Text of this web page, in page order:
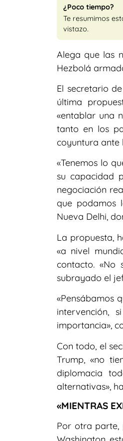
¿Poco tiempo?
Te resumimos
vistazo.
Alega que las
Hezbolá
El secretario
última
«entablar una
tanto en los
coyuntura ante
«Tenemos lo
su capacidad
negociación
que podamos
Nueva Delhi,
La propuesta,
«a nivel
contacto. «No
subrayado el
«Pensábamos
intervención,
importancia»,
Con todo, el
Trump, «no
diplomacia
alternativas»,
«MIENTRAS
Por otra parte,